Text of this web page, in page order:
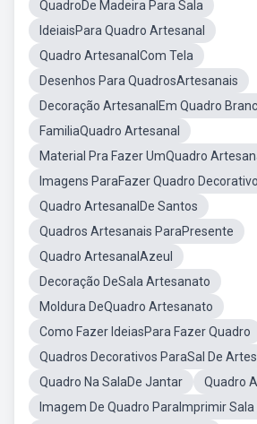
QuadroDe Madeira Para Sala
IdeiaisPara Quadro Artesanal
Quadro ArtesanalCom Tela
Desenhos Para QuadrosArtesanais
Decoração ArtesanalEm Quadro
FamiliaQuadro Artesanal
Material Pra Fazer UmQuadro
Imagens ParaFazer Quadro Decorativo
Quadro ArtesanalDe Santos
Quadros Artesanais ParaPresente
Quadro ArtesanalAzeul
Decoração DeSala Artesanato
Moldura DeQuadro Artesanato
Como Fazer IdeiasPara Fazer Quadro
Quadros Decorativos ParaSal De Artes
Quadro Na SalaDe Jantar
Quadro
Imagem De Quadro ParaImprimir